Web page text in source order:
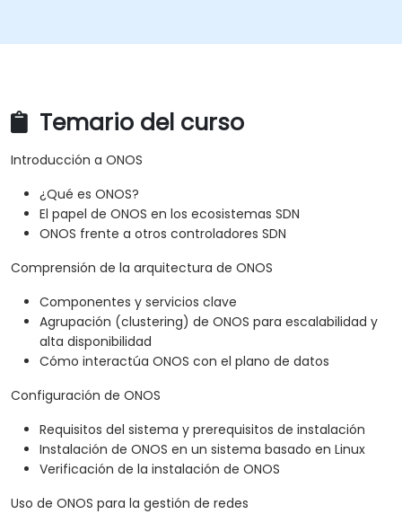
Temario del curso
Introducción a ONOS
¿Qué es ONOS?
El papel de ONOS en los ecosistemas SDN
ONOS frente a otros controladores SDN
Comprensión de la arquitectura de ONOS
Componentes y servicios clave
Agrupación (clustering) de ONOS para escalabilidad y
alta disponibilidad
Cómo interactúa ONOS con el plano de datos
Configuración de ONOS
Requisitos del sistema y prerequisitos de instalación
Instalación de ONOS en un sistema basado en Linux
Verificación de la instalación de ONOS
Uso de ONOS para la gestión de redes